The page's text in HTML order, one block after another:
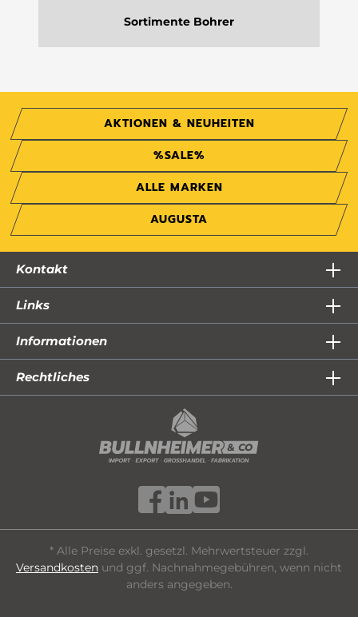
Sortimente Bohrer
AKTIONEN & NEUHEITEN
%SALE%
ALLE MARKEN
AUGUSTA
Kontakt
Links
Informationen
Rechtliches
* Alle Preise exkl. gesetzl. Mehrwertsteuer zzgl.
Versandkosten und ggf. Nachnahmegebühren, wenn nicht
anders angegeben.